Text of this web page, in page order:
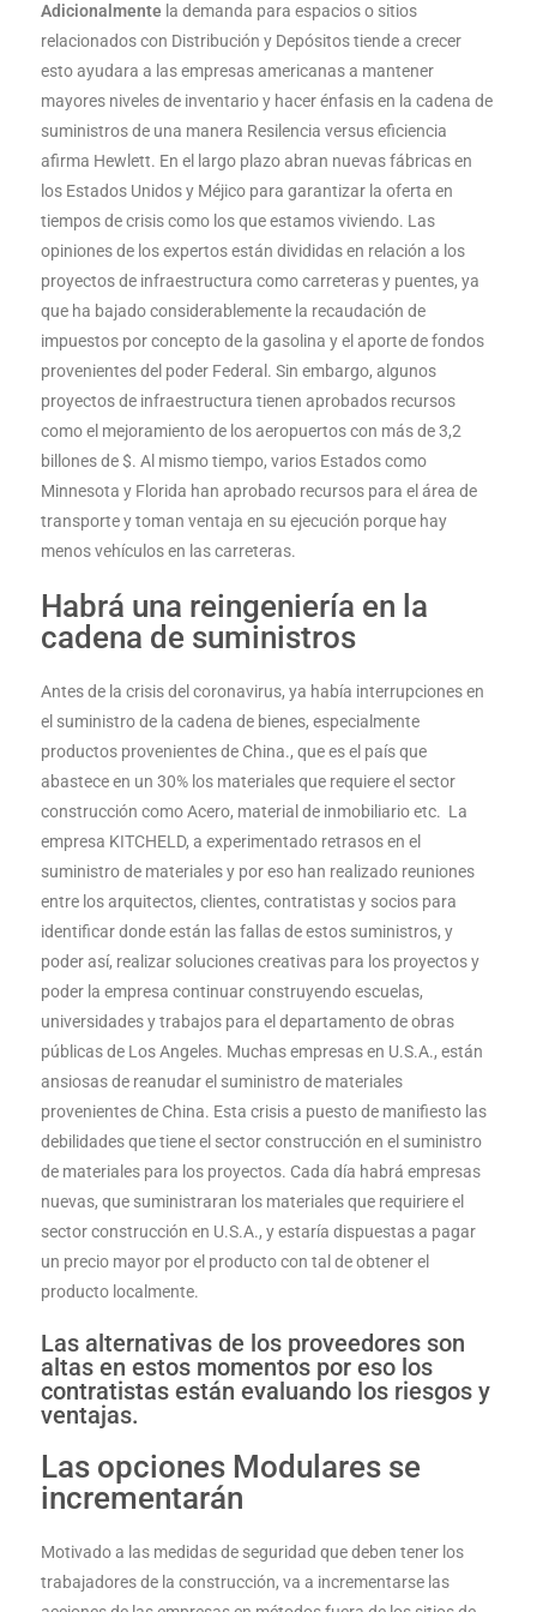
Adicionalmente la demanda para espacios o sitios
relacionados con Distribución y Depósitos tiende a crecer
esto ayudara a las empresas americanas a mantener
mayores niveles de inventario y hacer énfasis en la cadena de
suministros de una manera Resilencia versus eficiencia
afirma Hewlett. En el largo plazo abran nuevas fábricas en
los Estados Unidos y Méjico para garantizar la oferta en
tiempos de crisis como los que estamos viviendo. Las
opiniones de los expertos están divididas en relación a los
proyectos de infraestructura como carreteras y puentes, ya
que ha bajado considerablemente la recaudación de
impuestos por concepto de la gasolina y el aporte de fondos
provenientes del poder Federal. Sin embargo, algunos
proyectos de infraestructura tienen aprobados recursos
como el mejoramiento de los aeropuertos con más de 3,2
billones de $. Al mismo tiempo, varios Estados como
Minnesota y Florida han aprobado recursos para el área de
transporte y toman ventaja en su ejecución porque hay
menos vehículos en las carreteras.
Habrá una reingeniería en la
cadena de suministros
Antes de la crisis del coronavirus, ya había interrupciones en
el suministro de la cadena de bienes, especialmente
productos provenientes de China., que es el país que
abastece en un 30% los materiales que requiere el sector
construcción como Acero, material de inmobiliario etc. La
empresa KITCHELD, a experimentado retrasos en el
suministro de materiales y por eso han realizado reuniones
entre los arquitectos, clientes, contratistas y socios para
identificar donde están las fallas de estos suministros, y
poder así, realizar soluciones creativas para los proyectos y
poder la empresa continuar construyendo escuelas,
universidades y trabajos para el departamento de obras
públicas de Los Angeles. Muchas empresas en U.S.A., están
ansiosas de reanudar el suministro de materiales
provenientes de China. Esta crisis a puesto de manifiesto las
debilidades que tiene el sector construcción en el suministro
de materiales para los proyectos. Cada día habrá empresas
nuevas, que suministraran los materiales que requiriere el
sector construcción en U.S.A., y estaría dispuestas a pagar
un precio mayor por el producto con tal de obtener el
producto localmente.
Las alternativas de los proveedores son
altas en estos momentos por eso los
contratistas están evaluando los riesgos y
ventajas.
Las opciones Modulares se
incrementarán
Motivado a las medidas de seguridad que deben tener los
trabajadores de la construcción, va a incrementarse las